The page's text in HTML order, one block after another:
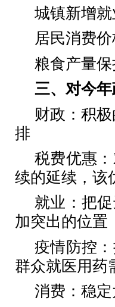
城镇新增就
居民消费
粮食产量
三、对今
财政：积
排
税费优惠
续的延续，该
就业：把
加突出的位置
疫情防控
群众就医用药
消费：稳